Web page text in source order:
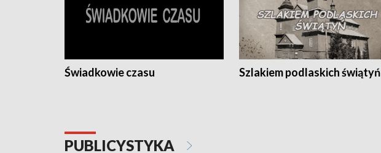
Świadkowie czasu Szlakiem podlaskich świątyń
PUBLICYSTYKA